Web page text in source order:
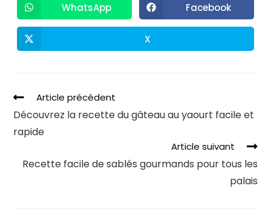
WhatsApp Facebook
X
Article précédent
Découvrez la recette du gâteau au yaourt facile et
rapide
Article suivant
Recette facile de sablés gourmands pour tous les
palais